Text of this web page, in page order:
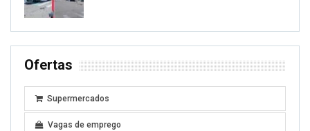
Ofertas
Supermercados
Vagas de emprego